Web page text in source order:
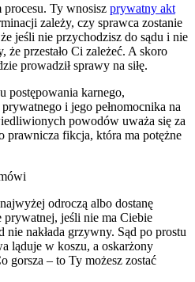
procesu. Ty wnosisz prywatny akt
zależy, czy sprawca zostanie
jeśli nie przychodzisz do sądu i nie
że przestało Ci zależeć. A skoro
prowadził sprawy na siłę.
postępowania karnego,
i jego pełnomocnika na
powodów uważa się za
prawnicza fikcja, która ma potężne
odroczą albo dostanę
prywatnej, jeśli nie ma Ciebie
nakłada grzywny. Sąd po prostu
ląduje w koszu, a oskarżony
– to Ty możesz zostać